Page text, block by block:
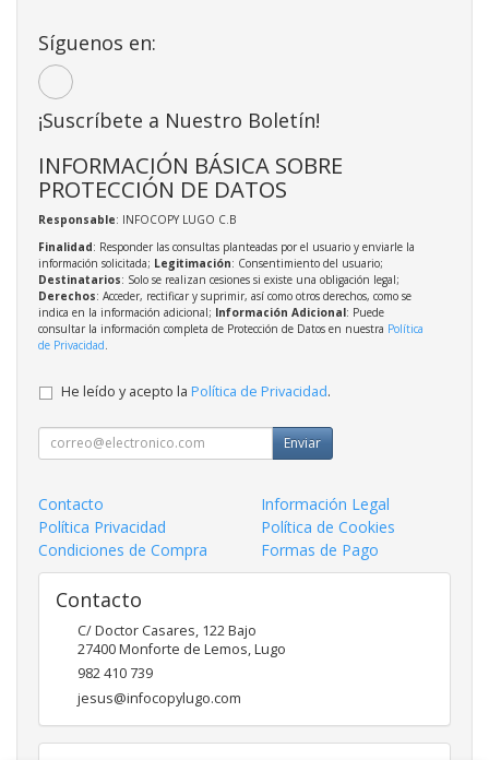
Síguenos en:
¡Suscríbete a Nuestro Boletín!
INFORMACIÓN BÁSICA SOBRE
PROTECCIÓN DE DATOS
Responsable: INFOCOPY LUGO C.B
Finalidad: Responder las consultas planteadas por el usuario y enviarle la
información solicitada; Legitimación: Consentimiento del usuario;
Destinatarios: Solo se realizan cesiones si existe una obligación legal;
Derechos: Acceder, rectificar y suprimir, así como otros derechos, como se
indica en la información adicional; Información Adicional: Puede
consultar la información completa de Protección de Datos en nuestra Política
de Privacidad.
He leído y acepto la Política de Privacidad.
Enviar
Contacto
Información Legal
Política Privacidad
Política de Cookies
Condiciones de Compra
Formas de Pago
Contacto
C/ Doctor Casares, 122 Bajo
27400Monforte de Lemos,Lugo
982 410 739
jesus@infocopylugo.com